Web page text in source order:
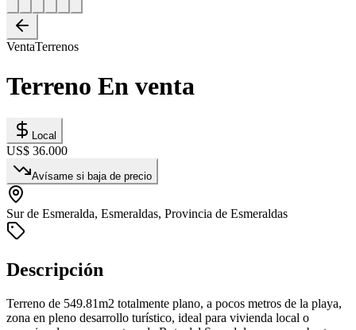
VentaTerrenos
Terreno En venta
Local
US$ 36.000
Avísame si baja de precio
Sur de Esmeralda, Esmeraldas, Provincia de Esmeraldas
Descripción
Terreno de 549.81m2 totalmente plano, a pocos metros de la playa,
zona en pleno desarrollo turístico, ideal para vivienda local o